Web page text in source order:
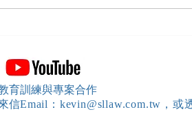
勞動基準課
講師
育訓練與專案合作
信Email：kevin@sllaw.com.tw，